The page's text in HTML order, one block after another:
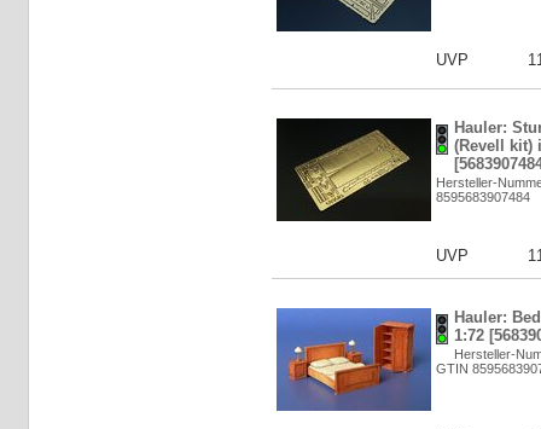
UVP
Hauler:
(Revell kit)
Hersteller-
8595683907484
UVP
Hauler:
1:72
Hersteller-
GTIN